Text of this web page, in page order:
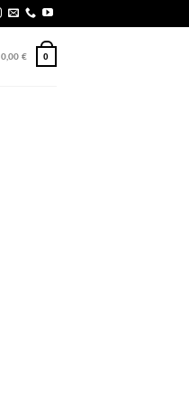
0,00 € 0